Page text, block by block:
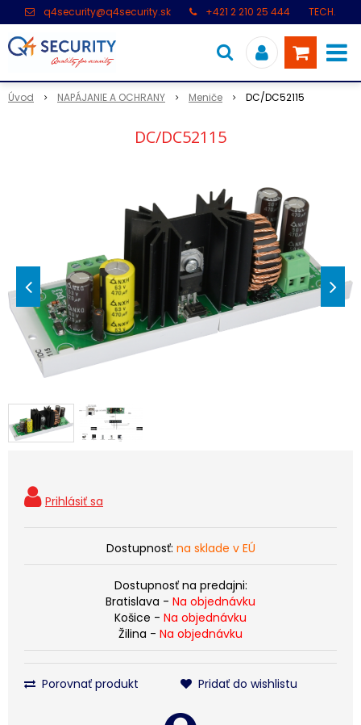
q4security@q4security.sk +421 2 210 25 444
TECH.
Úvod NAPÁJANIE A OCHRANY Meniče DC/DC52115
DC/DC52115
Dostupnosť: na sklade v EÚ
Dostupnosť na predajni:
Bratislava - Na objednávku
Košice - Na objednávku
Žilina - Na objednávku
Porovnať produkt Pridať do wishlistu